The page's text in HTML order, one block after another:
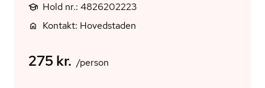
Hold nr.: 4826202223
Kontakt: Hovedstaden
275 kr. /person